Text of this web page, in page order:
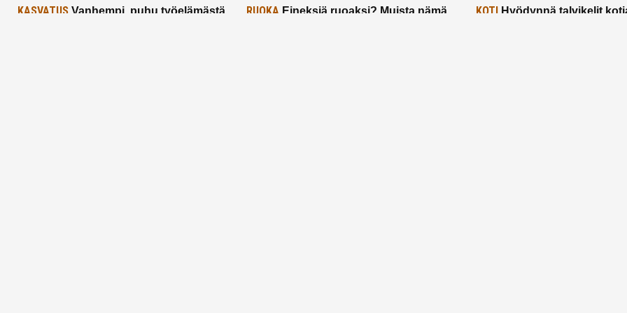
KASVATUS Vanhempi, puhu työelämästä
RUOKA Eineksiä ruoaksi? Muista nämä
KOTIHyödynnä talvikelit